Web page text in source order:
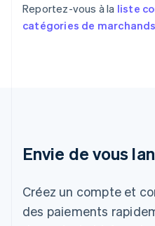
Reportez-vous à la liste
catégories de marchands
Envie de vous
Créez un compte et
des paiements
Grèce
English
Japon
Lettonie
English
Liechtenstein